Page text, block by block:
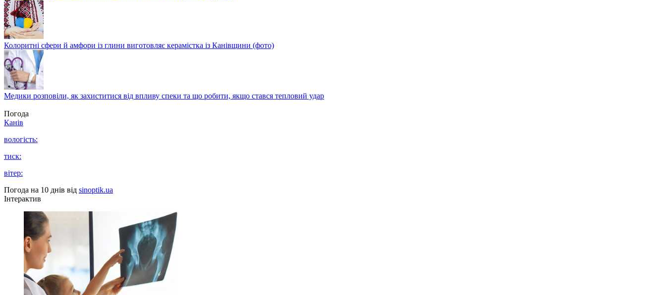
Колоритні сфери й амфори із глини виготовляє керамістка із Канівщини (фото)
Медики розповіли, як захиститися від впливу спеки та що робити, якщо стався тепловий удар
Погода
Канів
вологість:
тиск:
вітер:
Погода на 10 днів від sinoptik.ua
Інтерактив